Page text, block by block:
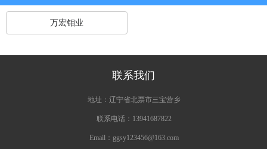
万宏钼业
联系我们
地址：辽宁省北票市三宝营乡
联系电话： 13941687822
Email： ggsy123456@163.com